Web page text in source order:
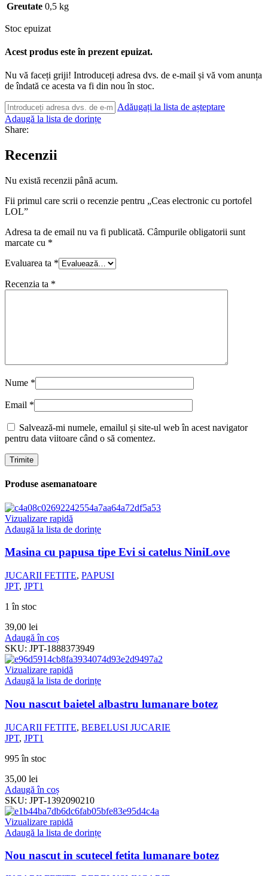
Greutate 0,5 kg
Stoc epuizat
Acest produs este în prezent epuizat.
Nu vă faceți griji! Introduceți adresa dvs. de e-mail și vă vom anunța
de îndată ce acesta va fi din nou în stoc.
Adăugați la lista de așteptare
Adaugă la lista de dorințe
Share:
Recenzii
Nu există recenzii până acum.
Fii primul care scrii o recenzie pentru „Ceas electronic cu portofel
LOL”
Adresa ta de email nu va fi publicată. Câmpurile obligatorii sunt
marcate cu *
Evaluarea ta *
Recenzia ta *
Nume *
Email *
Salvează-mi numele, emailul și site-ul web în acest navigator
pentru data viitoare când o să comentez.
Produse asemanatoare
Vizualizare rapidă
Adaugă la lista de dorințe
Masina cu papusa tipe Evi si catelus NiniLove
JUCARII FETITE, PAPUSI
JPT, JPT1
1 în stoc
39,00 lei
Adaugă în coș
SKU: JPT-1888373949
Vizualizare rapidă
Adaugă la lista de dorințe
Nou nascut baietel albastru lumanare botez
JUCARII FETITE, BEBELUSI JUCARIE
JPT, JPT1
995 în stoc
35,00 lei
Adaugă în coș
SKU: JPT-1392090210
Vizualizare rapidă
Adaugă la lista de dorințe
Nou nascut in scutecel fetita lumanare botez